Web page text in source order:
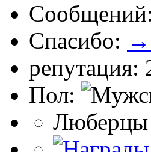
Спасибо: →
репутация:
Пол:
Люберцы